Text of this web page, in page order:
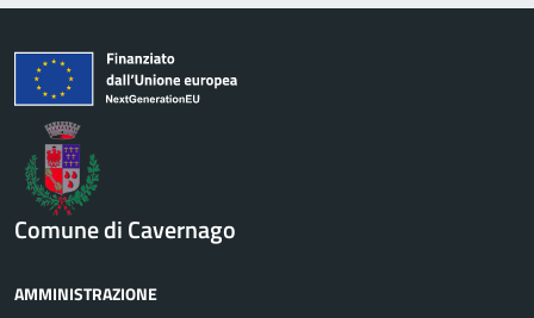
Comune di Cavernago
AMMINISTRAZIONE